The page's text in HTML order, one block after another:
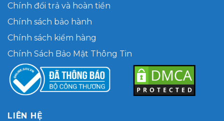
Chính đổi trả và hoàn tiền
Chính sách bảo hành
Chính sách kiểm hàng
Chính Sách Bảo Mật Thông Tin
LIÊN HỆ